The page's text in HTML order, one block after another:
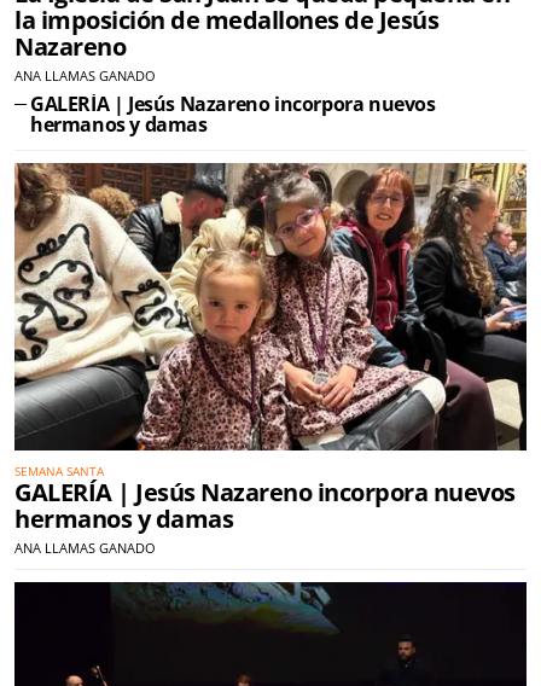
la imposición de medallones de Jesús
Nazareno
ANA LLAMAS GANADO
GALERÍA | Jesús Nazareno incorpora nuevos
hermanos y damas
SEMANA SANTA
GALERÍA | Jesús Nazareno incorpora nuevos
hermanos y damas
ANA LLAMAS GANADO